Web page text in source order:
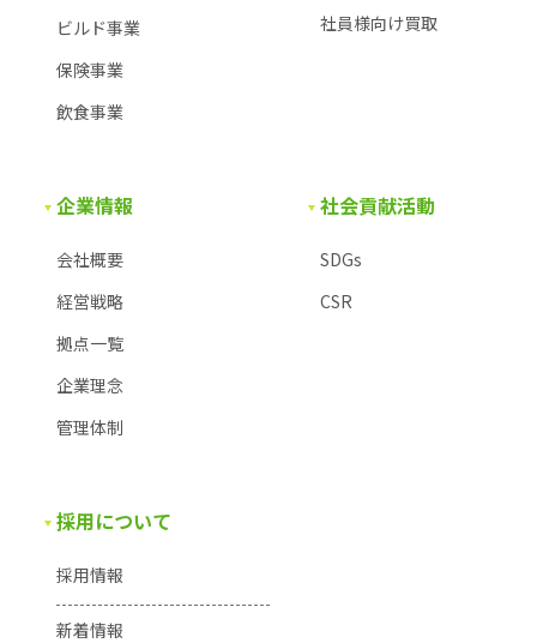
ビルド事業
保険事業
飲食事業
社員様向け買取
企業情報
会社概要
経営戦略
拠点一覧
企業理念
管理体制
社会貢献活動
SDGs
CSR
採用について
採用情報
新着情報